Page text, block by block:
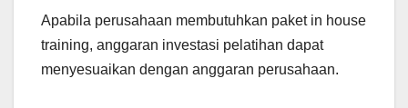
Apabila perusahaan membutuhkan paket in house
training, anggaran investasi pelatihan dapat
menyesuaikan dengan anggaran perusahaan.